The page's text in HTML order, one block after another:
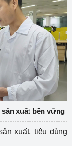
xuất bền vững
xuất, tiêu dùng